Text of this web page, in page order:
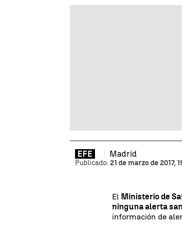
EFE Madrid
Publicado: 21 de marzo de 2017,
El Ministerio de
ninguna alerta
información de